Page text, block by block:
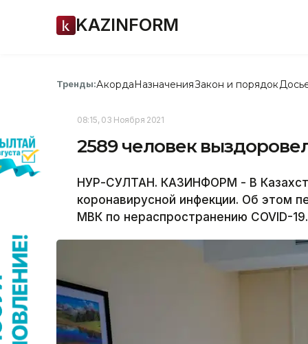
KAZINFORM
Тренды:АкордаНазначенияЗакон и порядок
08:15, 03 Ноября 2021
2589 человек
НУР-СУЛТАН. КАЗИНФОРМ - В
коронавирусной инфекции. Об этом
МВК по нераспространению COVID-19.